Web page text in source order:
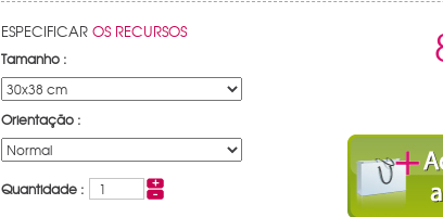
ESPECIFICAR OS RECURSOS
Tamanho :
Orientação :
Quantidade :